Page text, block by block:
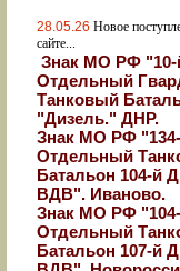
28.05.26 Новое
сайте...
Знак МО РФ "10-
Отдельный
Танковый
"Дизель." ДНР.
Знак МО РФ
Отдельный
Батальон 104-й
ВДВ". Иваново.
Знак МО РФ
Отдельный
Батальон 107-й